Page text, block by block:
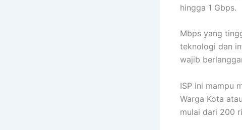
hingga 1 Gbps.
Mbps yang
teknologi dan
wajib
ISP ini mampu
Warga Kota
mulai dari 200